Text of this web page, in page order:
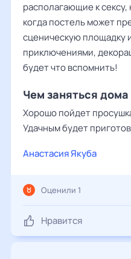
располагающие к
когда постель может
сценическую площадку
приключениями,
будет что вспомнить!
Чем заняться дома
Хорошо пойдет
Удачным будет
Анастасия Якуба
Нравится
Оценили 1